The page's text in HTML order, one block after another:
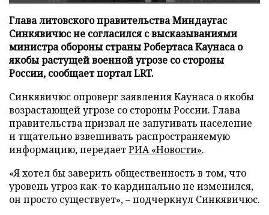
Глава литовского правительства Миндаугас
Синкявичюс не согласился с высказываниями
министра обороны страны Робертаса Каунаса о
якобы растущей военной угрозе со стороны
России, сообщает портал LRT.
Синкявичюс опроверг заявления Каунаса о якобы
возрастающей угрозе со стороны России. Глава
правительства призвал не запугивать население
и тщательно взвешивать распространяемую
информацию, передаетРИА «Новости».
«Я хотел бы заверить общественность в том, что
уровень угроз как-то кардинально не изменился,
он просто существует», – подчеркнул Синкявичюс.